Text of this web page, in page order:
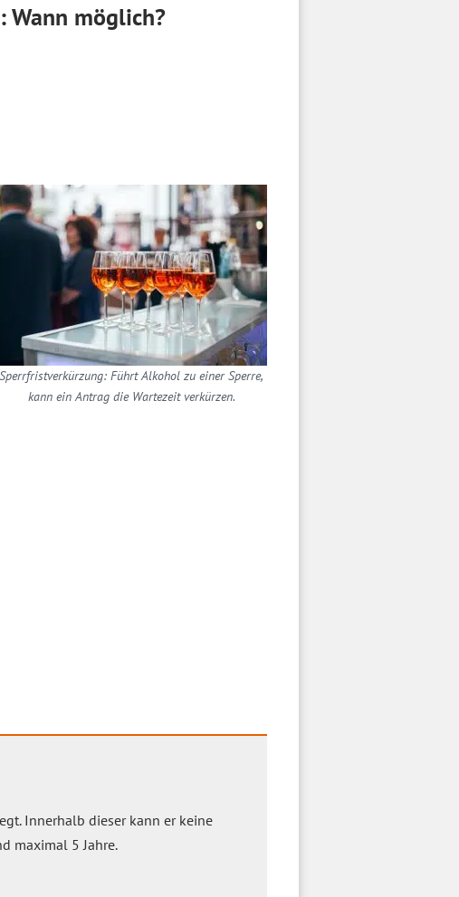
Wann möglich?
Sperrfristverkürzung: Führt Alkohol zu einer Sperre,
kann ein Antrag die Wartezeit verkürzen.
Innerhalb dieser kann er keine
maximal 5 Jahre.